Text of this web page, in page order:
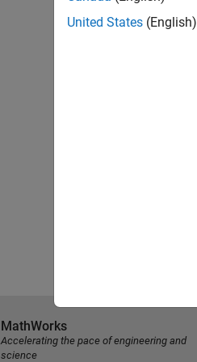
United States (English)
MathWorks
Accelerating the pace of engineering and
science